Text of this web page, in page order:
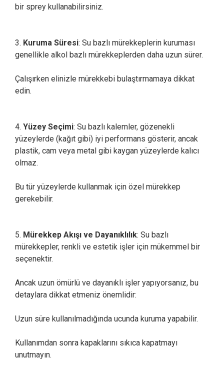
bir sprey kullanabilirsiniz.
3. Kuruma Süresi: Su bazlı mürekkeplerin kuruması
genellikle alkol bazlı mürekkeplerden daha uzun sürer.
Çalışırken elinizle mürekkebi bulaştırmamaya dikkat
edin.
4. Yüzey Seçimi: Su bazlı kalemler, gözenekli
yüzeylerde (kağıt gibi) iyi performans gösterir, ancak
plastik, cam veya metal gibi kaygan yüzeylerde kalıcı
olmaz.
Bu tür yüzeylerde kullanmak için özel mürekkep
gerekebilir.
5. Mürekkep Akışı ve Dayanıklılık: Su bazlı
mürekkepler, renkli ve estetik işler için mükemmel bir
seçenektir.
Ancak uzun ömürlü ve dayanıklı işler yapıyorsanız, bu
detaylara dikkat etmeniz önemlidir:
Uzun süre kullanılmadığında ucunda kuruma yapabilir.
Kullanımdan sonra kapaklarını sıkıca kapatmayı
unutmayın.